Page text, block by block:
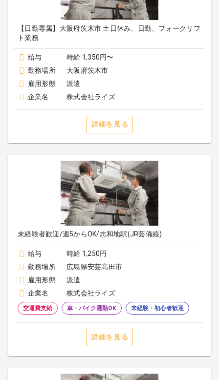
【日勤専属】大阪府茨木市 土日休み、日勤、フォークリフ
ト業務
給与
時給 1,350円〜
勤務場所
大阪府茨木市
雇用形態
派遣
企業名
株式会社ライズ
詳細を見る
未経験者歓迎/週5からOK/志和地駅(JR芸備線)
給与
時給 1,250円
勤務場所
広島県安芸高田市
雇用形態
派遣
企業名
株式会社ライズ
交通費支給 車・バイク通勤OK 未経験・初心者歓迎
詳細を見る